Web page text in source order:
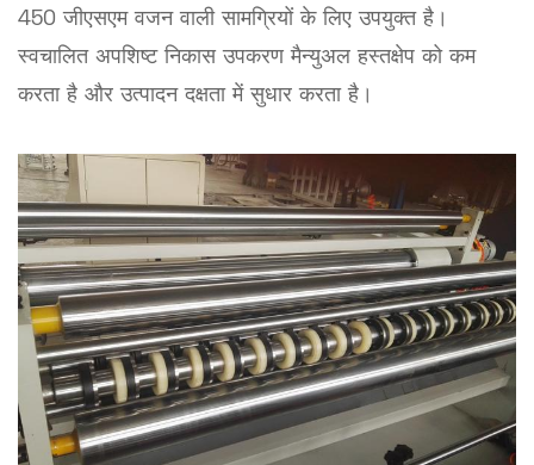
450 जीएसएम वजन वाली सामग्रियों के लिए उपयुक्त है।
स्वचालित अपशिष्ट निकास उपकरण मैन्युअल हस्तक्षेप को कम
करता है और उत्पादन दक्षता में सुधार करता है।